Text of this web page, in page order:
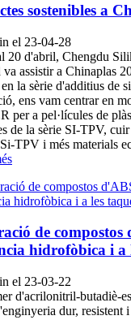
sostenibles a
el 23-04-28
20 d'abril, Chengdu
assistir a Chinaplas
la sèrie d'additius de
ens vam centrar en
per a pel·lícules de
de la sèrie SI-TPV,
TPV i més materials
de compostos
hidrofòbica i a
el 23-03-22
d'acrilonitril-butadiè-
dur, resistent i